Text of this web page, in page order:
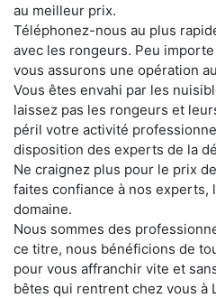
au meilleur prix.
Téléphonez-nous au plus
avec les rongeurs. Peu
vous assurons une opération
Vous êtes envahi par les
laissez pas les rongeurs et
péril votre activité
disposition des experts de la
Ne craignez plus pour le prix
faites confiance à nos experts,
domaine.
Nous sommes des
ce titre, nous bénéficions de
pour vous affranchir vite et
bêtes qui rentrent chez vous à